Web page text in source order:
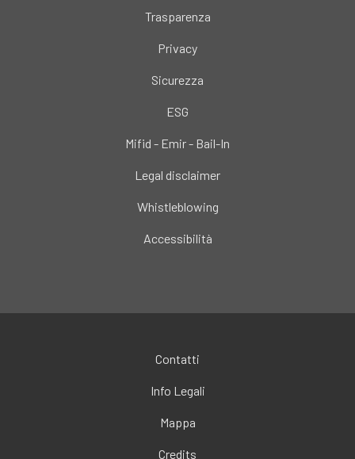
Trasparenza
Privacy
Sicurezza
ESG
Mifid - Emir - Bail-In
Legal disclaimer
Whistleblowing
Accessibilità
Contatti
Info Legali
Mappa
Credits